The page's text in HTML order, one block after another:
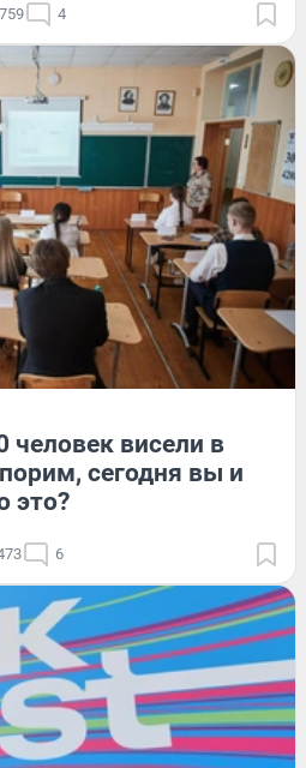
4
человек висели в
сегодня вы и
это?
6